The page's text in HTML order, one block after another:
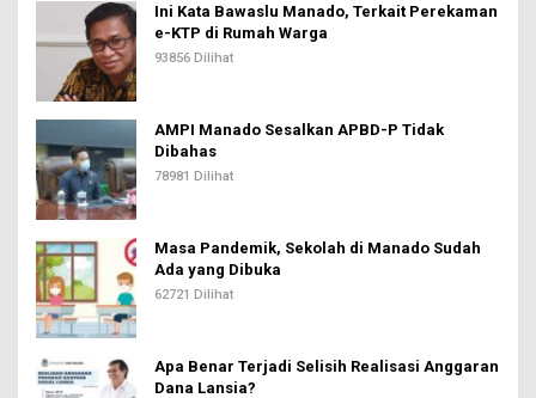
Ini Kata Bawaslu Manado, Terkait Perekaman
e-KTP di Rumah Warga
93856 Dilihat
AMPI Manado Sesalkan APBD-P Tidak
Dibahas
78981 Dilihat
Masa Pandemik, Sekolah di Manado Sudah
Ada yang Dibuka
62721 Dilihat
Apa Benar Terjadi Selisih Realisasi Anggaran
Dana Lansia?